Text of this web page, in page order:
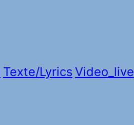
Texte/Lyrics Video_live